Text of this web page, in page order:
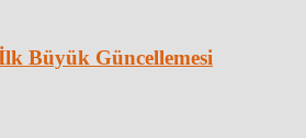
Büyük Güncellemesi